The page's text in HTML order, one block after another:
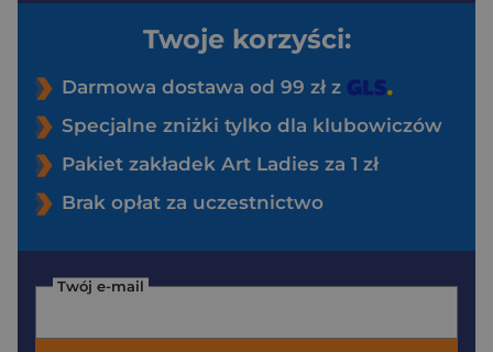
Twoje korzyści:
Darmowa dostawa od 99 zł z
Specjalne zniżki tylko dla klubowiczów
Pakiet zakładek Art Ladies za 1 zł
Brak opłat za uczestnictwo
Twój e-mail